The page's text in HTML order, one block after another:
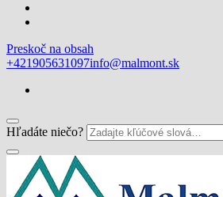
Preskoč na obsah
+421905631097info@malmont.sk
Hľadáte niečo?